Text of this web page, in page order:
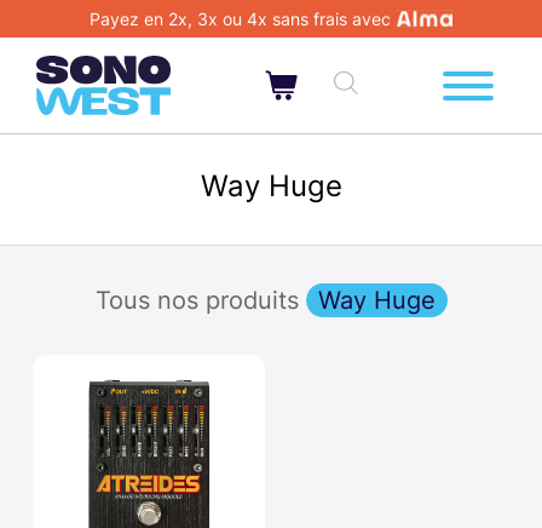
Payez en 2x, 3x ou 4x sans frais avec
Way Huge
Tous nos produits Way Huge